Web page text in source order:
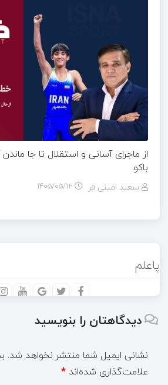
از ماجرای آسانی و استقلال تا جا
باکو
سعید امینی فر ۱۴۰۵/۰۵/۱۲
پاعلم
دیدگاهتان را بنویسید
نشانی ایمیل شما منتشر نخواهد شد.
علامت‌گذاری شده‌اند *